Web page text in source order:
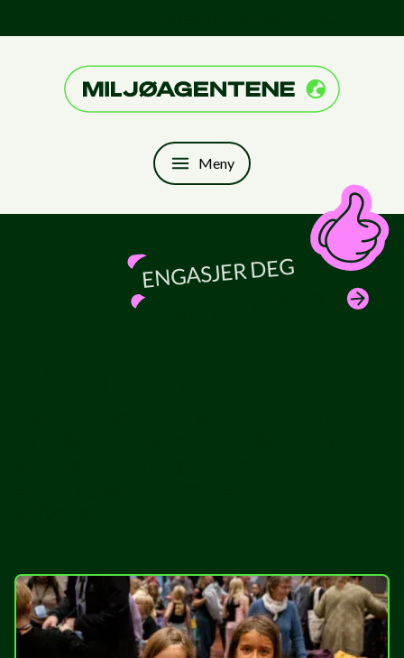
Til forsiden
Meny
ENGASJER DEG
— BLI MILJØAGENT